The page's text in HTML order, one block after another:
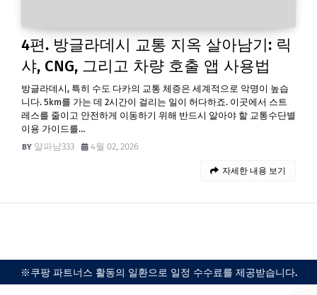
4편. 방글라데시 교통 지옥 살아남기: 릭
샤, CNG, 그리고 차량 호출 앱 사용법
방글라데시, 특히 수도 다카의 교통 체증은 세계적으로 악명이 높습
니다. 5km를 가는 데 2시간이 걸리는 일이 허다하죠. 이곳에서 스트
레스를 줄이고 안전하게 이동하기 위해 반드시 알아야 할 교통수단별
이용 가이드를…
알파남333
4월 02, 2026
자세한 내용 보기
※쿠팡 파트너스 활동의 일환으로 일정 수수료를 제공받습니다.